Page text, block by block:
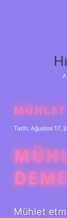
Tarih: Ağustos 17,
Mühlet